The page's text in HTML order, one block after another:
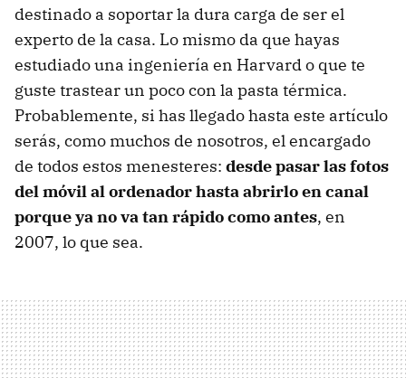
destinado a soportar la dura carga de ser el
experto de la casa. Lo mismo da que hayas
estudiado una ingeniería en Harvard o que te
guste trastear un poco con la pasta térmica.
Probablemente, si has llegado hasta este artículo
serás, como muchos de nosotros, el encargado
de todos estos menesteres: desde pasar las fotos
del móvil al ordenador hasta abrirlo en canal
porque ya no va tan rápido como antes, en
2007, lo que sea.